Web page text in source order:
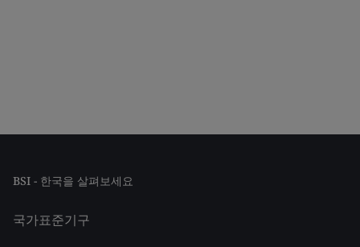
BSI - 한국을 살펴보세요
국가표준기구